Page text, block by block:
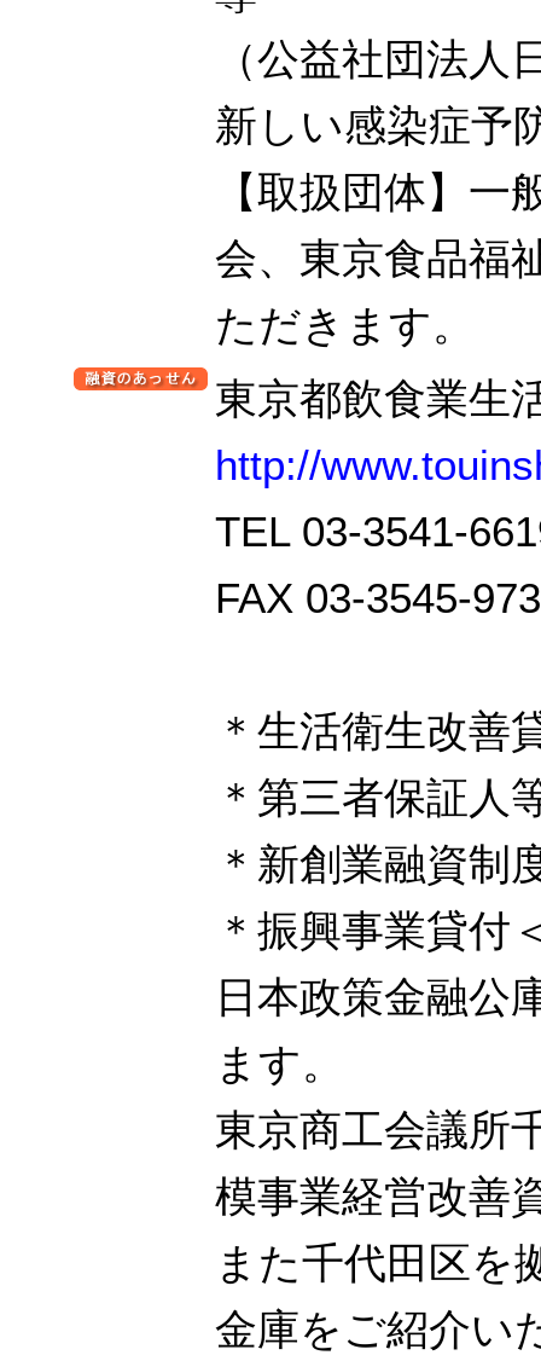
（公益社団法人
新しい感染症予
【取扱団体】一
会、東京食品福
ただきます。
東京都飲食業生
http://
TEL 03-3541-
FAX 03-3545-
＊生活衛生改善
＊第三者保証人
＊新創業融資制
＊振興事業貸付
日本政策金融公
ます。
東京商工会議所
模事業経営改善
また千代田区を
金庫をご紹介い